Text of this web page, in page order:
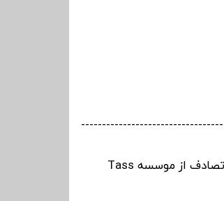
دارای بالاترین استاندارد ایمنی در تست های تصادف از موسسه Tass